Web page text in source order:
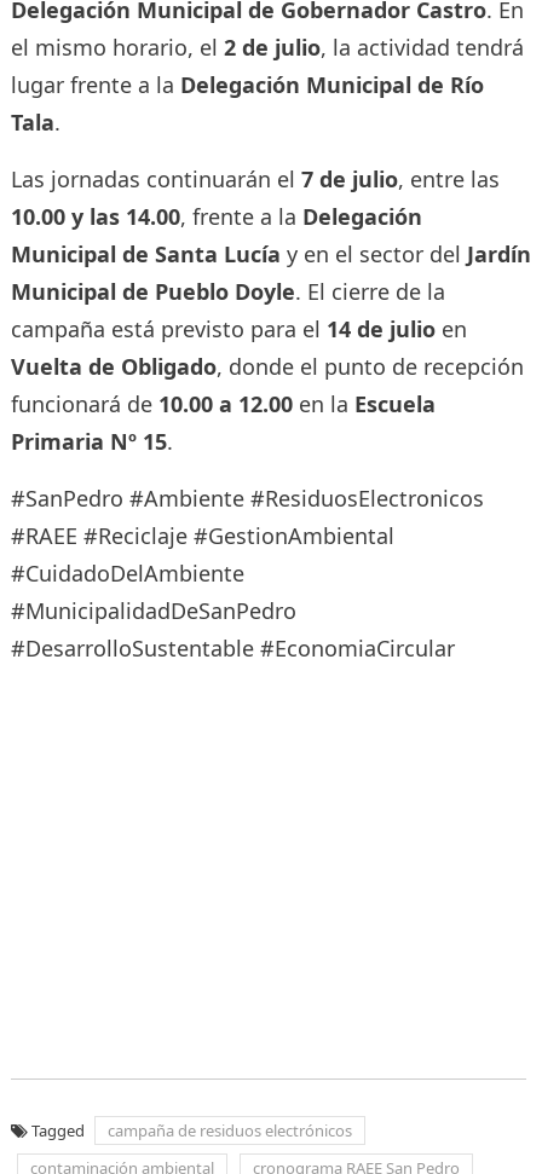
Delegación Municipal de Gobernador Castro. En
el mismo horario, el 2 de julio, la actividad tendrá
lugar frente a la Delegación Municipal de Río
Tala.
Las jornadas continuarán el 7 de julio, entre las
10.00 y las 14.00, frente a la Delegación
Municipal de Santa Lucía y en el sector del Jardín
Municipal de Pueblo Doyle. El cierre de la
campaña está previsto para el 14 de julioen
Vuelta de Obligado, donde el punto de recepción
funcionará de 10.00 a 12.00en la Escuela
Primaria Nº 15.
#SanPedro #Ambiente #ResiduosElectronicos
#RAEE #Reciclaje #GestionAmbiental
#CuidadoDelAmbiente
#MunicipalidadDeSanPedro
#DesarrolloSustentable #EconomiaCircular
Tagged
campaña de residuos electrónicos
contaminación ambiental
cronograma RAEE San Pedro